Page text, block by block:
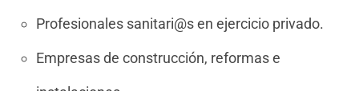
Profesionales sanitari@s en ejercicio privado.
Empresas de construcción, reformas e